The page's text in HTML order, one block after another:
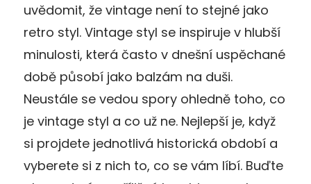
uvědomit, že vintage není to stejné jako
retro styl. Vintage styl se inspiruje v hlubší
minulosti, která často v dnešní uspěchané
době působí jako balzám na duši.
Neustále se vedou spory ohledně toho, co
je vintage styl a co už ne. Nejlepší je, když
si projdete jednotlivá historická období a
vyberete si z nich to, co se vám líbí. Buďte